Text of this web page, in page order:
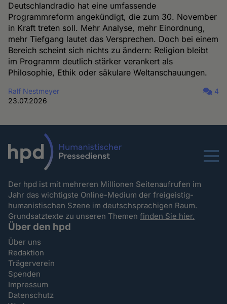
Deutschlandradio hat eine umfassende
Programmreform angekündigt, die zum 30. November
in Kraft treten soll. Mehr Analyse, mehr Einordnung,
mehr Tiefgang lautet das Versprechen. Doch bei einem
Bereich scheint sich nichts zu ändern: Religion bleibt
im Programm deutlich stärker verankert als
Philosophie, Ethik oder säkulare Weltanschauungen.
Ralf Nestmeyer
23.07.2026
4
Menu
Der hpd ist mit mehreren Millionen Seitenaufrufen im
Jahr das wichtigste Online-Medium der freigeistig-
humanistischen Szene im deutschsprachigen Raum.
Grundsatztexte zu unseren Themenfinden Sie hier.
Über den hpd
Über uns
Redaktion
Trägerverein
Spenden
Impressum
Datenschutz